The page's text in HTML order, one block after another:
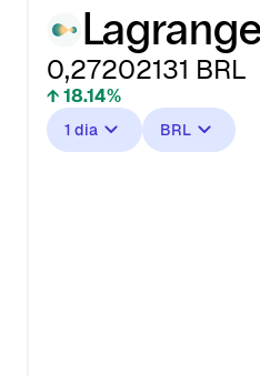
Lagrange
0,27202131 BRL
↑ 18.14%
1 dia BRL